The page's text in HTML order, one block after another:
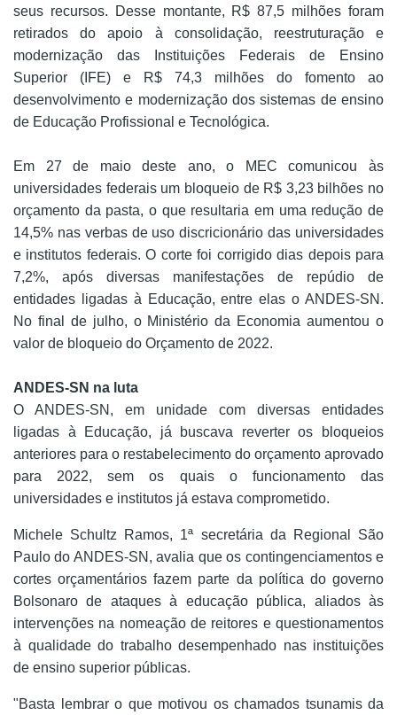
seus recursos. Desse montante, R$ 87,5 milhões foram
retirados do apoio à consolidação, reestruturação e
modernização das Instituições Federais de Ensino
Superior (IFE) e R$ 74,3 milhões do fomento ao
desenvolvimento e modernização dos sistemas de ensino
de Educação Profissional e Tecnológica.
Em 27 de maio deste ano, o MEC comunicou às
universidades federais um bloqueio de R$ 3,23 bilhões no
orçamento da pasta, o que resultaria em uma redução de
14,5% nas verbas de uso discricionário das universidades
e institutos federais. O corte foi corrigido dias depois para
7,2%, após diversas manifestações de repúdio de
entidades ligadas à Educação, entre elas o ANDES-SN.
No final de julho, o Ministério da Economia aumentou o
valor de bloqueio do Orçamento de 2022.
ANDES-SN na luta
O ANDES-SN, em unidade com diversas entidades
ligadas à Educação, já buscava reverter os bloqueios
anteriores para o restabelecimento do orçamento aprovado
para 2022, sem os quais o funcionamento das
universidades e institutos já estava comprometido.
Michele Schultz Ramos, 1ª secretária da Regional São
Paulo do ANDES-SN, avalia que os contingenciamentos e
cortes orçamentários fazem parte da política do governo
Bolsonaro de ataques à educação pública, aliados às
intervenções na nomeação de reitores e questionamentos
à qualidade do trabalho desempenhado nas instituições
de ensino superior públicas.
"Basta lembrar o que motivou os chamados tsunamis da